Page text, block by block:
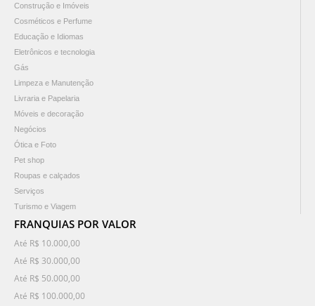
Construção e Imóveis
Cosméticos e Perfume
Educação e Idiomas
Eletrônicos e tecnologia
Gás
Limpeza e Manutenção
Livraria e Papelaria
Móveis e decoração
Negócios
Ótica e Foto
Pet shop
Roupas e calçados
Serviços
Turismo e Viagem
FRANQUIAS POR VALOR
Até R$ 10.000,00
Até R$ 30.000,00
Até R$ 50.000,00
Até R$ 100.000,00